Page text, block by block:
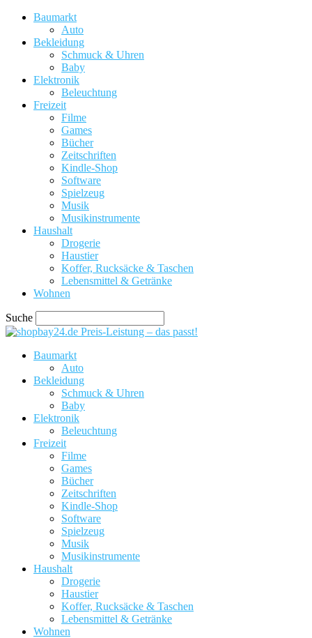
Baumarkt
Auto
Bekleidung
Schmuck & Uhren
Baby
Elektronik
Beleuchtung
Freizeit
Filme
Games
Bücher
Zeitschriften
Kindle-Shop
Software
Spielzeug
Musik
Musikinstrumente
Haushalt
Drogerie
Haustier
Koffer, Rucksäcke & Taschen
Lebensmittel & Getränke
Wohnen
Suche
Preis-Leistung – das passt!
Baumarkt
Auto
Bekleidung
Schmuck & Uhren
Baby
Elektronik
Beleuchtung
Freizeit
Filme
Games
Bücher
Zeitschriften
Kindle-Shop
Software
Spielzeug
Musik
Musikinstrumente
Haushalt
Drogerie
Haustier
Koffer, Rucksäcke & Taschen
Lebensmittel & Getränke
Wohnen